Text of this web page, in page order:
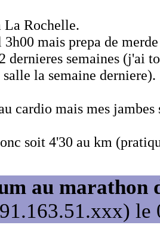
La Rochelle.
mais prepa de
dernieres semaines (j'ai
la semaine derniere).
cardio mais mes
soit 4'30 au km
au marathon
le